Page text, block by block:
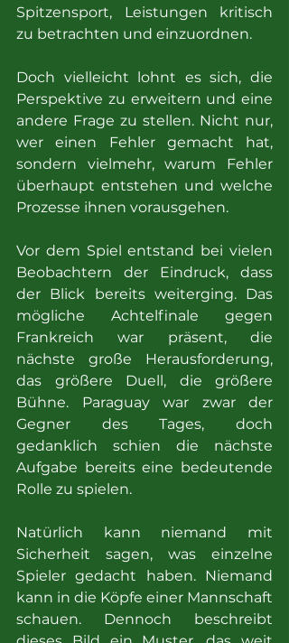
Spitzensport, Leistungen kritisch
zu betrachten und einzuordnen.
Doch vielleicht lohnt es sich, die
Perspektive zu erweitern und eine
andere Frage zu stellen. Nicht nur,
wer einen Fehler gemacht hat,
sondern vielmehr, warum Fehler
überhaupt entstehen und welche
Prozesse ihnen vorausgehen.
Vor dem Spiel entstand bei vielen
Beobachtern der Eindruck, dass
der Blick bereits weiterging. Das
mögliche Achtelfinale gegen
Frankreich war präsent, die
nächste große Herausforderung,
das größere Duell, die größere
Bühne. Paraguay war zwar der
Gegner des Tages, doch
gedanklich schien die nächste
Aufgabe bereits eine bedeutende
Rolle zu spielen.
Natürlich kann niemand mit
Sicherheit sagen, was einzelne
Spieler gedacht haben. Niemand
kann in die Köpfe einer Mannschaft
schauen. Dennoch beschreibt